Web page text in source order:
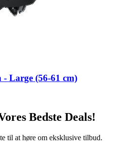
Large (56-61 cm)
Bedste Deals!
til at høre om eksklusive tilbud.